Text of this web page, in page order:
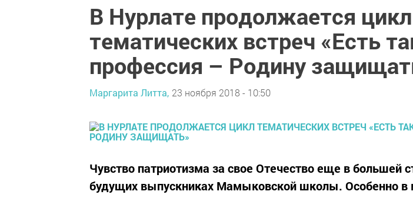
В Нурлате продолжается цикл
тематических встреч «Есть
профессия – Родину
Маргарита Литта, 23 ноября 2018 - 10:50
Чувство патриотизма за свое Отечество еще в большей
будущих выпускниках Мамыковской школы. Особенно в